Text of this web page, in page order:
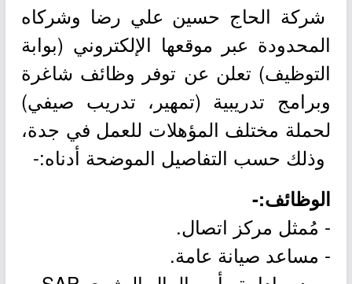
شركة الحاج حسين علي رضا وشركاه
المحدودة عبر موقعها الإلكتروني (بوابة
التوظيف) تعلن عن توفر وظائف شاغرة
وبرامج تدريبية (تمهير، تدريب صيفي)
لحملة مختلف المؤهلات للعمل في جدة،
وذلك حسب التفاصيل الموضحة أدناه:-
الوظائف:-
- مُمثل مركز اتصال.
- مساعد صيانة عامة.